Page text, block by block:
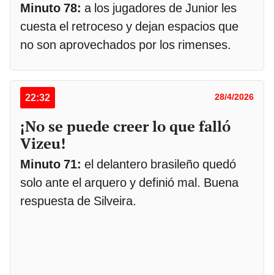
Minuto 78: a los jugadores de Junior les
cuesta el retroceso y dejan espacios que
no son aprovechados por los rimenses.
22:32 28/4/2026
¡No se puede creer lo que falló
Vizeu!
Minuto 71: el delantero brasileño quedó
solo ante el arquero y definió mal. Buena
respuesta de Silveira.